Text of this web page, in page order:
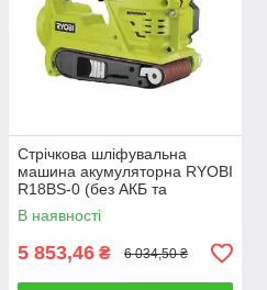
Стрічкова шліфувальна
машина акумуляторна RYOBI
R18BS-0 (без АКБ та
зарядного пристрою)
В наявності
5 853,46 ₴ 6 034,50 ₴